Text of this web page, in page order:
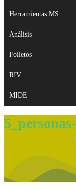
Herramientas MS
Análisis
Folletos
RIV
MIDE